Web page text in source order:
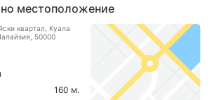
местоположение
квартал, Куала
50000
160 м.